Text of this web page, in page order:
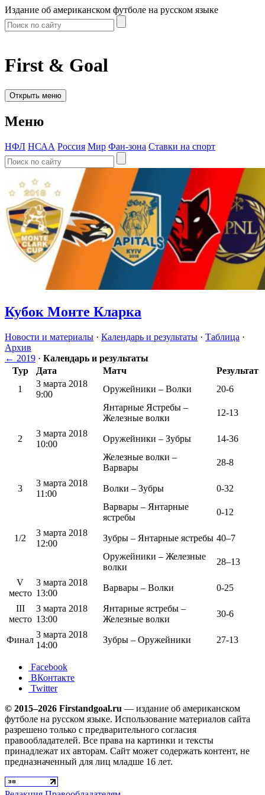
Издание об американском футболе на русском языке
First & Goal
Открыть меню
Меню
НФЛ НСАА Россия Мир Фан-зона Ставки на спорт
Кубок Монте Кларка
Новости и материалы · Календарь и результаты · Таблица ·
Архив
← 2019 · Календарь и результаты
Тур
Дата Матч
Результат
1
3 марта 2018
9:00
Оружейники – Волки
20-6
Янтарные Ястребы –
Железные волки
12-13
2
3 марта 2018
10:00
Оружейники – Зубры
14-36
Железные волки –
Варвары
28-8
3
3 марта 2018
11:00
Волки – Зубры
0-32
Варвары – Янтарные
ястребы
0-12
1/2
3 марта 2018
12:00
Зубры – Янтарные ястребы 40–7
Оружейники – Железные
волки
28–13
V
место
3 марта 2018
13:00
Варвары – Волки 0-25
III
место
3 марта 2018
13:00
Янтарные ястребы –
Железные волки
30-6
Финал
3 марта 2018
14:00
Зубры – Оружейники 27-13
Facebook
ВКонтакте
Twitter
© 2015–2026 Firstandgoal.ru — издание об американском
футболе на русском языке. Использование материалов cайта
разрешено только с предварительного согласия
правообладателей. Все права на картинки и тексты
принадлежат их авторам. Сайт может содержать контент, не
предназначенный для лиц младше 16 лет.